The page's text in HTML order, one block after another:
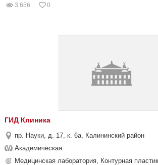
3 656 0
ГИД Клиника
пр. Науки, д. 17, к. 6а, Калининский район
Академическая
Медицинская лаборатория, Контурная